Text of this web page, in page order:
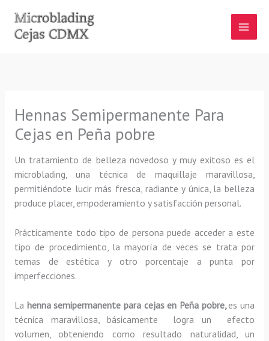
contenido
Hennas Semipermanente Para
Cejas en Peña pobre
Un tratamiento de belleza novedoso y muy exitoso es el
microblading, una técnica de maquillaje maravillosa,
permitiéndote lucir más fresca, radiante y única, la belleza
produce placer, empoderamiento y satisfacción personal.
Prácticamente todo tipo de persona puede acceder a este
tipo de procedimiento, la mayoría de veces se trata por
temas de estética y otro porcentaje a punta por
imperfecciones.
La henna semipermanente para cejas en Peña pobre, es una
técnica maravillosa, básicamente
logra un efecto
volumen, obteniendo como resultado naturalidad, un